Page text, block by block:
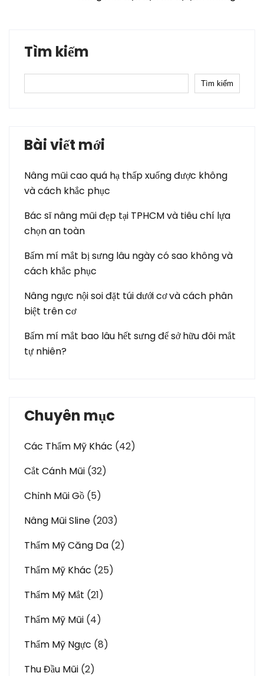
Tìm kiếm
Tìm kiếm
Bài viết mới
Nâng mũi cao quá hạ thấp xuống được không
và cách khắc phục
Bác sĩ nâng mũi đẹp tại TPHCM và tiêu chí lựa
chọn an toàn
Bấm mí mắt bị sưng lâu ngày có sao không và
cách khắc phục
Nâng ngực nội soi đặt túi dưới cơ và cách phân
biệt trên cơ
Bấm mí mắt bao lâu hết sưng để sở hữu đôi mắt
tự nhiên?
Chuyên mục
Các Thẩm Mỹ Khác (42)
Cắt Cánh Mũi (32)
Chỉnh Mũi Gồ (5)
Nâng Mũi Sline (203)
Thẩm Mỹ Căng Da (2)
Thẩm Mỹ Khác (25)
Thẩm Mỹ Mắt (21)
Thẩm Mỹ Mũi (4)
Thẩm Mỹ Ngực (8)
Thu Đầu Mũi (2)